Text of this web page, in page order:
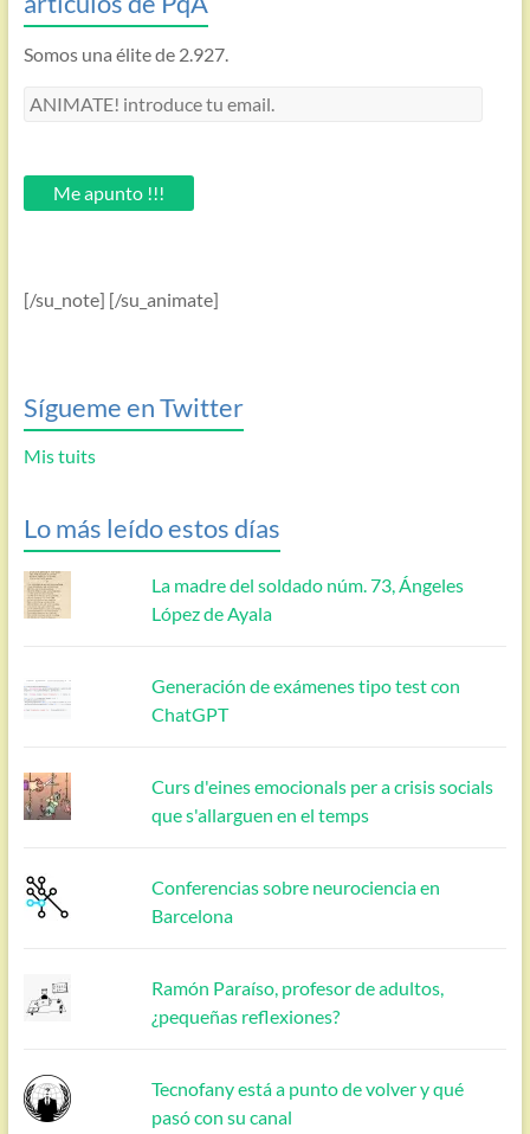
Somos una élite de 2.927.
ANIMATE!
email.Me apunto !!!
[/su_note] [/su_animate]
Sígueme en Twitter
Mis tuits
Lo más leído estos días
La madre del soldado núm. 73, Ángeles
López de Ayala
Generación de exámenes tipo test con
ChatGPT
Curs d'eines emocionals per a crisis socials
que s'allarguen en el temps
Conferencias sobre neurociencia en
Barcelona
Ramón Paraíso, profesor de adultos,
¿pequeñas reflexiones?
Tecnofany está a punto de volver y qué
pasó con su canal